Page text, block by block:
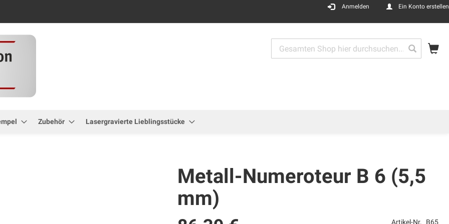
Anmelden Ein Konto erstellen
Search
Zubehör Lasergravierte Lieblingsstücke
Metall-Numeroteur B 6 (5,5
mm)
Artikel-Nr. B65